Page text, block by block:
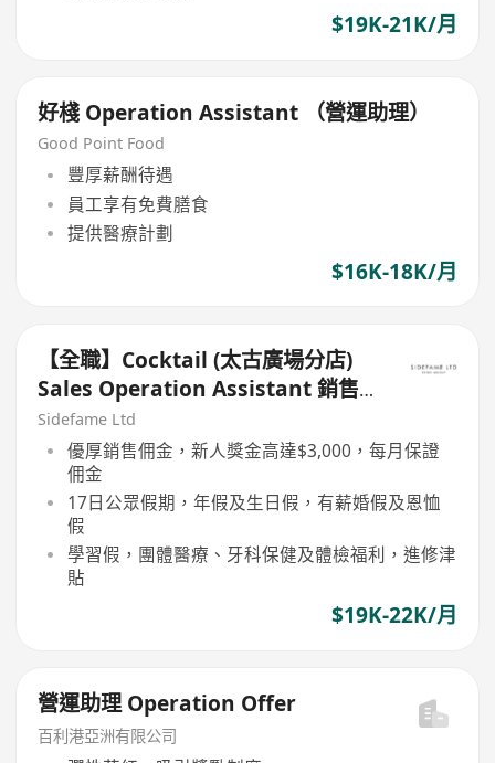
$19K-21K/月
好棧 Operation Assistant （營運助理）
Good Point Food
豐厚薪酬待遇
員工享有免費膳食
提供醫療計劃
$16K-18K/月
【全職】Cocktail (太古廣場分店)
Sales Operation Assistant 銷售
營運助理【永久保證佣金+新人獎金
$3,000】
Sidefame Ltd
優厚銷售佣金，新人獎金高達$3,000，每月保證
佣金
17日公眾假期，年假及生日假，有薪婚假及恩恤
假
學習假，團體醫療、牙科保健及體檢福利，進修津
貼
$19K-22K/月
營運助理 Operation Offer
百利港亞洲有限公司